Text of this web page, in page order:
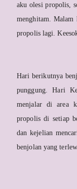
aku olesi propolis,
menghitam. Malam
propolis lagi.
Hari berikutnya
punggung. Hari
menjalar di area
propolis di setiap
dan kejelian
benjolan yang